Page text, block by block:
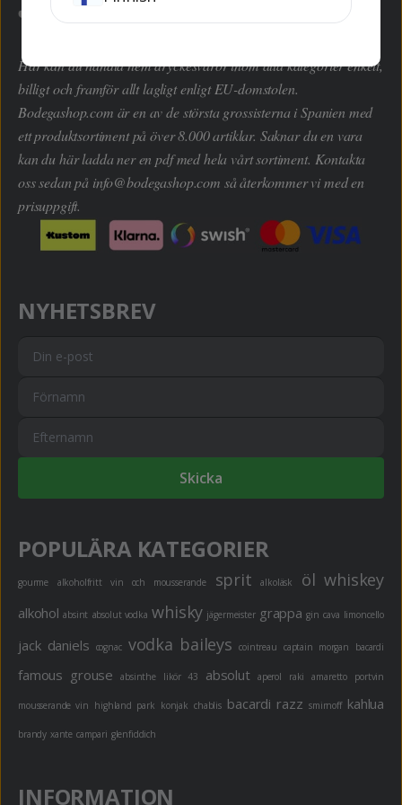
Här kan du handla hem dryckesvaror inom alla kategorier enkelt,
billigt och framför allt lagligt enligt EU-domstolen.
Bodegashop.com är en av de största grossisterna i Spanien med
ett produktsortiment på över 8.000 artiklar. Saknar du en vara
kan du här ladda ner en pdf med hela vårt sortiment. Kontakta
oss sedan på info@bodegashop.com så återkommer vi med en
prisuppgift.
NYHETSBREV
Skicka
POPULÄRA KATEGORIER
gourme alkoholfritt vin och mousserande sprit alkoläsk öl whiskey
alkohol absint absolut vodka whisky jägermeister grappa gin cava limoncello
jack daniels cognac vodka baileys cointreau captain morgan bacardi
famous grouse absinthe likör 43 absolut aperol raki amaretto portvin
mousserande vin highland park konjak chablis bacardi razz smirnoff kahlua
brandy xante campari glenfiddich
INFORMATION